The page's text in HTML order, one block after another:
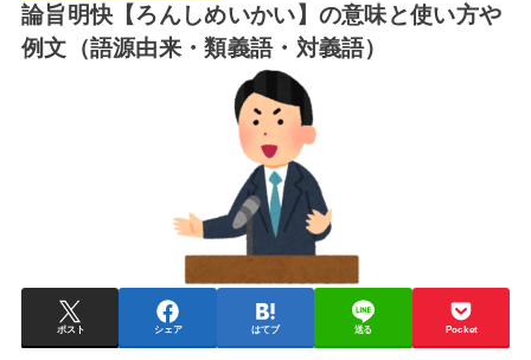
論旨明快【ろんしめいかい】の意味と使い方や
例文（語源由来・類義語・対義語）
ポスト シェア はてブ 送る Pocket